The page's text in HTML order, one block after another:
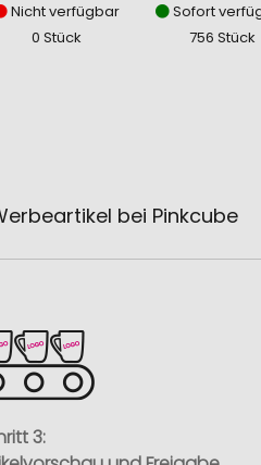
Nicht verfügbar
0 Stück
Sofort
756 Stück
bei Pinkcube
3: